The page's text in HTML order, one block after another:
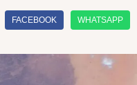
FACEBOOK WHATSAPP